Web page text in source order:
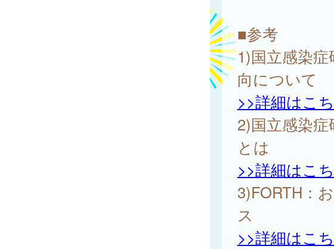
■参考
1)国立感染
向について
>>詳細はこ
2)国立感染
とは
>>詳細はこ
3)FORTH：
ス
>>詳細はこ